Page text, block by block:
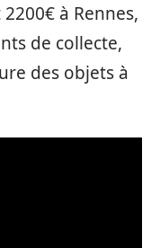
à Rennes,
de collecte,
des objets à